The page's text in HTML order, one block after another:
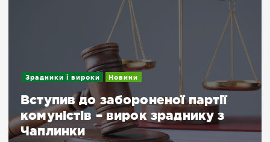
Зрадники і вироки Новини
Вступив до забороненої партії
комуністів – вирок зраднику з
Чаплинки